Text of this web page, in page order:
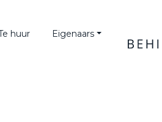
huur Eigenaars